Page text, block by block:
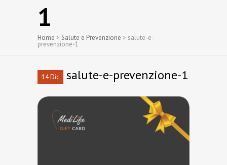
1
Home > Salute e Prevenzione > salute-e-
prevenzione-1
14 Dic salute-e-prevenzione-1